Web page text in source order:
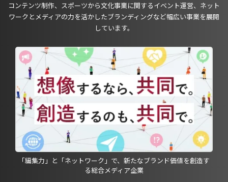
コンテンツ制作、スポーツから文化事業に関するイベント運営、ネット
ワークとメディアの力を活かしたブランディングなど幅広い事業を展開
しています。
「編集力」と「ネットワーク」で、新たなブランド価値を創造す
る総合メディア企業